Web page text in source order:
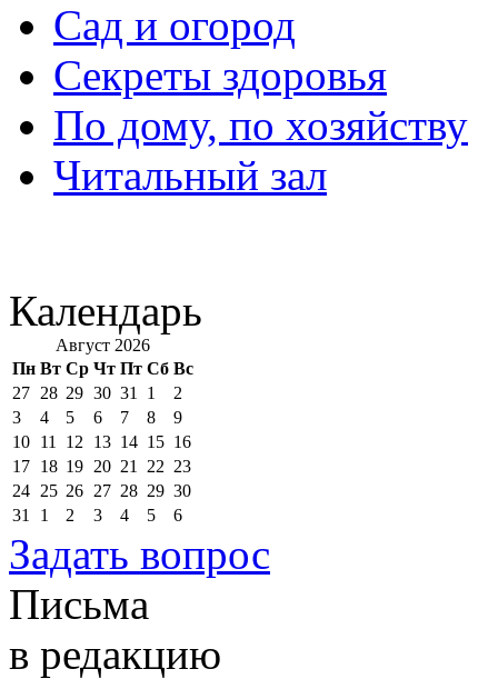
Сад и огород
Секреты здоровья
По дому, по хозяйству
Читальный зал
Календарь
Август 2026
Пн Вт Ср Чт Пт Сб Вс
27 28 29 30 31 1
2
3
4 5 6 7 8
9
10 11 12 13 14 15 16
17 18 19 20 21 22 23
24 25 26 27 28 29 30
31
1 2 3 4 5 6
Задать вопрос
Письма
в редакцию